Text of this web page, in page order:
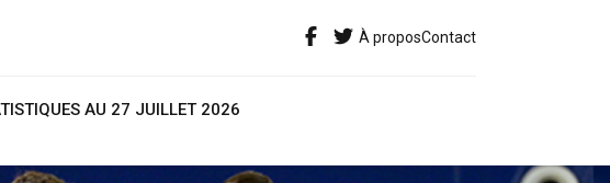
À proposContact
AU 27 JUILLET 2026